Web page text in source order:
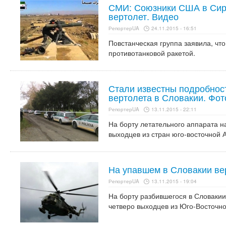
СМИ: Союзники США в
вертолет. Видео
РепортерUA 24.11.2015 - 16:51
Повстанческая группа заявила,
противотанковой ракетой.
Стали известны
вертолета в Словакии.
РепортерUA 13.11.2015 - 22:11
На борту летательного аппарата
выходцев из стран юго-
На упавшем в Словакии
РепортерUA 13.11.2015 - 19:04
На борту разбившегося в
четверо выходцев из Юго-